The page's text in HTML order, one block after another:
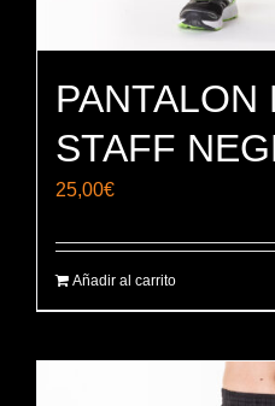
PANTALON
STAFF
25,00€
Añadir al carrito